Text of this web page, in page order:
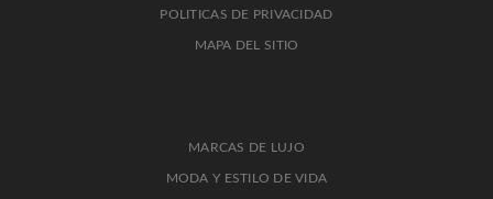
POLITICAS DE PRIVACIDAD
MAPA DEL SITIO
MARCAS DE LUJO
MODA Y ESTILO DE VIDA